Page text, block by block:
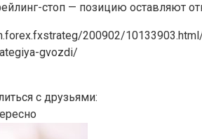
стоп — позицию оставляют
200902/
gvozdi/
с друзьями: